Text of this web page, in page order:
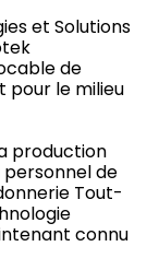
et Solutions
de
pour le milieu
production
de
Tout-
connu